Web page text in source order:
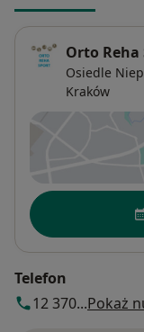
Orto Reha
Osiedle
Kraków
Dostępność
Telefon
12 370...Pokaż